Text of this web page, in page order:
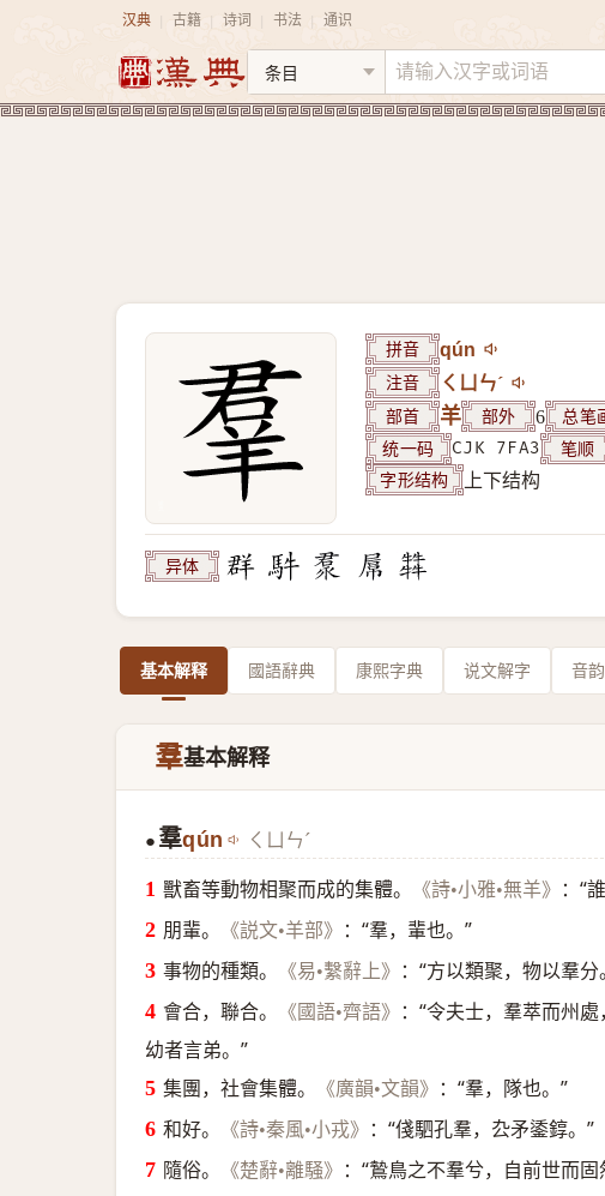
汉典 古籍 诗词 书法 通识
拼音 qún
注音 ㄑㄩㄣˊ
部首 羊 部外 6 总笔
统一码 CJK 7FA3 笔顺
字形结构 上下结构
异体
基本解释 國語辭典 康熙字典 说文解字 音
羣基本解释
● 羣qún ㄑㄩㄣˊ
獸畜等動物相聚而成的集體。 《詩•小雅•無羊》
：“
朋輩。
《説文•羊部》
：“羣，輩也。”
事物的種類。
《易•繫辭上》
：“方以類聚，物以羣分
會合，聯合。
《國語•齊語》
：“令夫士，羣萃而州
幼者言弟。”
集團，社會集體。
《廣韻•文韻》
：“羣，隊也。”
和好。
《詩•秦風•小戎》
：“俴駟孔羣，厹矛鋈錞。”
隨俗。
《楚辭•離騒》
：“鷙鳥之不羣兮，自前世而固